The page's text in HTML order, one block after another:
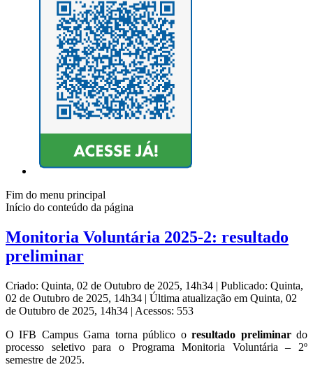
Fim do menu principal
Início do conteúdo da página
Monitoria Voluntária 2025-2: resultado
preliminar
Criado: Quinta, 02 de Outubro de 2025, 14h34 | Publicado: Quinta,
02 de Outubro de 2025, 14h34 | Última atualização em Quinta, 02
de Outubro de 2025, 14h34 | Acessos: 553
O IFB Campus Gama torna público oresultado preliminardo
processo seletivo para o Programa Monitoria Voluntária – 2º
semestre de 2025.